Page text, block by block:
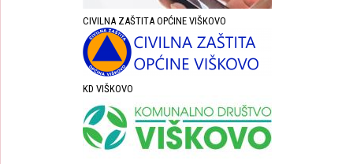
CIVILNA ZAŠTITA OPĆINE VIŠKOVO
KD VIŠKOVO